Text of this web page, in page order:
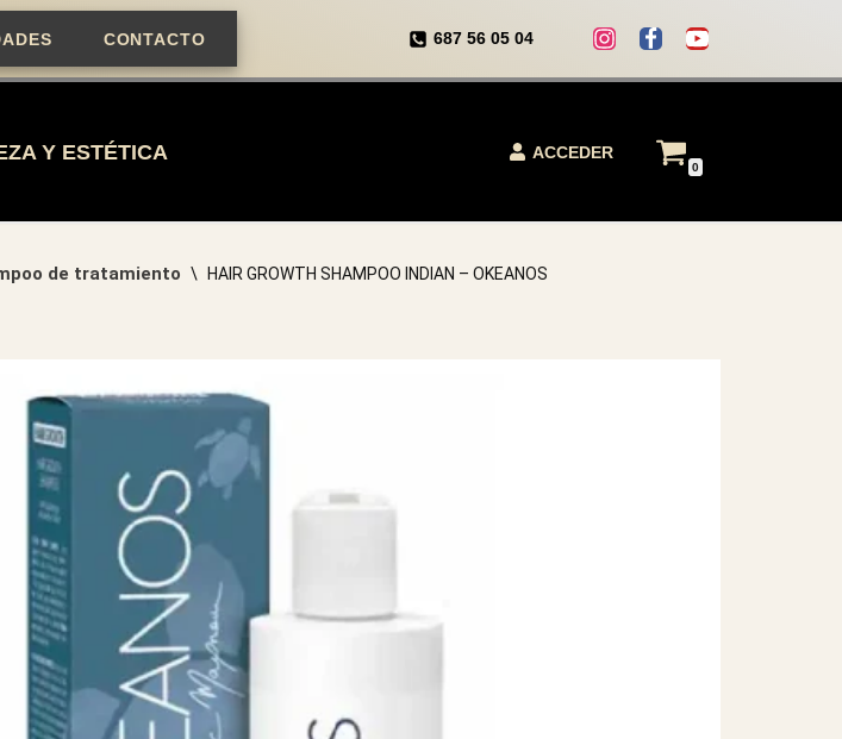
CONTACTO 687 56 05 04
Y ESTÉTICA ACCEDER
0
de tratamiento \ HAIR GROWTH SHAMPOO INDIAN – OKEANOS